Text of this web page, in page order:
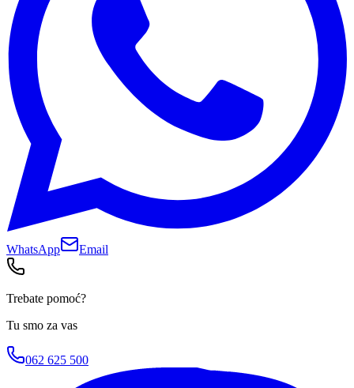
WhatsApp Email
Trebate pomoć?
Tu smo za vas
062 625 500